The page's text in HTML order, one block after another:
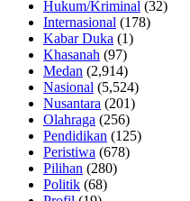
Hukum/Kriminal (32)
Internasional (178)
Kabar Duka (1)
Khasanah (97)
Medan (2,914)
Nasional (5,524)
Nusantara (201)
Olahraga (256)
Pendidikan (125)
Peristiwa (678)
Pilihan (280)
Politik (68)